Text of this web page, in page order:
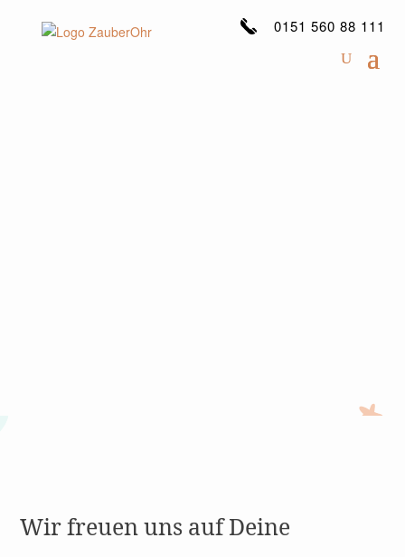
0151 560 88 111
Wir freuen uns auf Deine